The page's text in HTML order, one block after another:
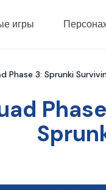
игры
Phase 3: Sprunki